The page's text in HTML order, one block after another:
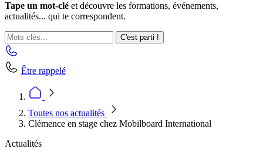
Tape un mot-clé et découvre les formations, événements,
actualités... qui te correspondent.
C'est parti !
Être rappelé
Toutes nos actualités
Clémence en stage chez Mobilboard International
Actualités